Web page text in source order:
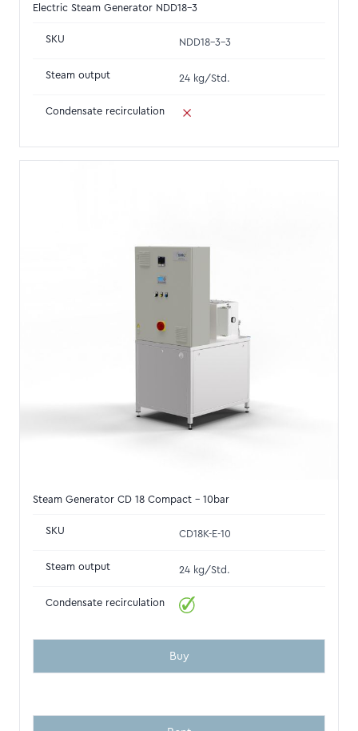
Electric Steam Generator NDD18-3
SKU NDD18-3-3
Steam output 24 kg/Std.
Condensate recirculation
Steam Generator CD 18 Compact - 10bar
SKU CD18K-E-10
Steam output 24 kg/Std.
Condensate recirculation
Buy